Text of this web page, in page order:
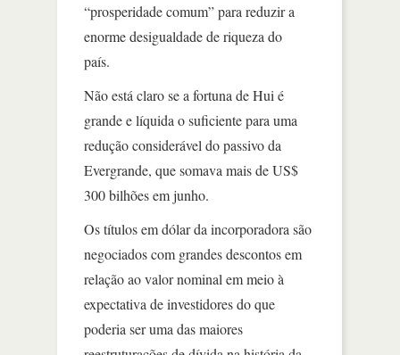
“prosperidade comum” para reduzir a
enorme desigualdade de riqueza do
país.
Não está claro se a fortuna de Hui é
grande e líquida o suficiente para uma
redução considerável do passivo da
Evergrande, que somava mais de US$
300 bilhões em junho.
Os títulos em dólar da incorporadora são
negociados com grandes descontos em
relação ao valor nominal em meio à
expectativa de investidores do que
poderia ser uma das maiores